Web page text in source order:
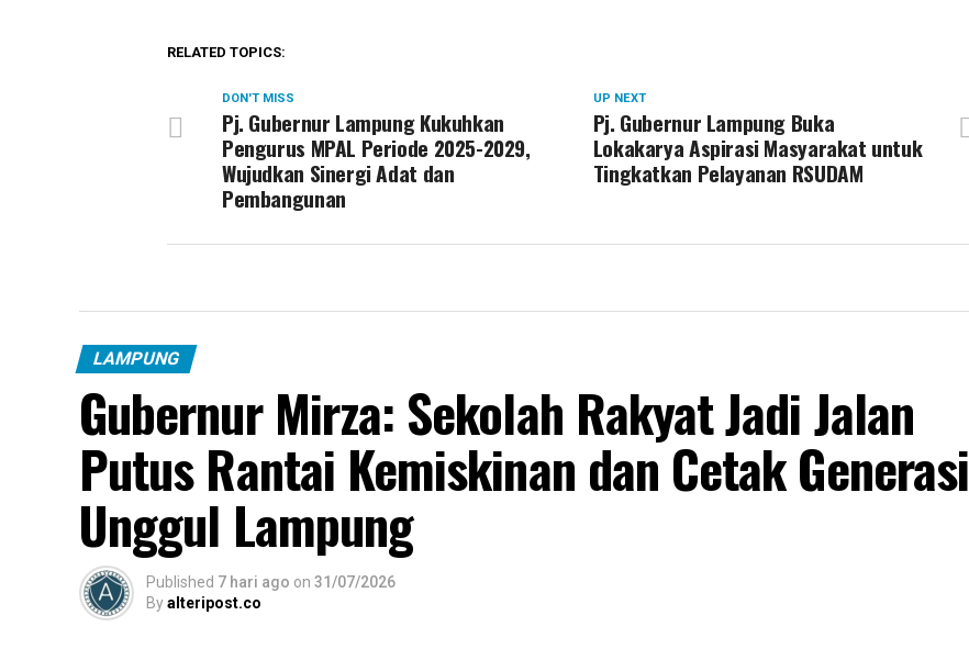
RELATED TOPICS:
UP NEXT
Pj. Gubernur Lampung Buka
Lokakarya Aspirasi Masyarakat untuk
Tingkatkan Pelayanan RSUDAM
DON'T MISS
Pj. Gubernur Lampung Kukuhkan
Pengurus MPAL Periode 2025-2029,
Wujudkan Sinergi Adat dan
Pembangunan
LAMPUNG
Gubernur Mirza: Sekolah Rakyat Jadi Jalan
Putus Rantai Kemiskinan dan Cetak Generasi
Unggul Lampung
Published 7 hari ago on 31/07/2026
Byalteripost.co